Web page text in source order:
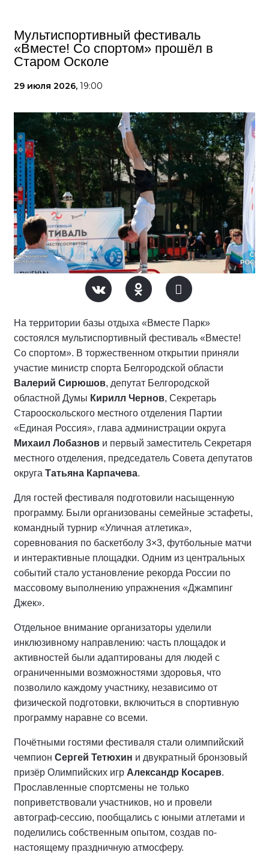
Мультиспортивный фестиваль
«Вместе! Со спортом» прошёл в
Старом Осколе
29 июля 2026, 19:00
На территории базы отдыха «Вместе Парк»
состоялся мультиспортивный фестиваль «Вместе!
Со спортом». В торжественном открытии приняли
участие министр спорта Белгородской области
Валерий Сирюшов, депутат Белгородской
областной Думы Кирилл Чернов, Секретарь
Старооскольского местного отделения Партии
«Единая Россия», глава администрации округа
Михаил Лобазнов и первый заместитель Секретаря
местного отделения, председатель Совета депутатов
округа Татьяна Карпачева.
Для гостей фестиваля подготовили насыщенную
программу. Были организованы семейные эстафеты,
командный турнир «Уличная атлетика»,
соревнования по баскетболу 3×3, футбольные матчи
и интерактивные площадки. Одним из центральных
событий стало установление рекорда России по
массовому выполнению упражнения «Джампинг
Джек».
Отдельное внимание организаторы уделили
инклюзивному направлению: часть площадок и
активностей были адаптированы для людей с
ограниченными возможностями здоровья, что
позволило каждому участнику, независимо от
физической подготовки, включиться в спортивную
программу наравне со всеми.
Почётными гостями фестиваля стали олимпийский
чемпион Сергей Тетюхин и двукратный бронзовый
призёр Олимпийских игр Александр Косарев.
Прославленные спортсмены не только
поприветствовали участников, но и провели
автограф-сессию, пообщались с юными атлетами и
поделились собственным опытом, создав по-
настоящему праздничную атмосферу.